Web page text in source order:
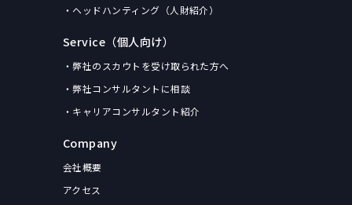
・ヘッドハンティング（人財紹介）
Service（個人向け）
・弊社のスカウトを受け取られた方へ
・弊社コンサルタントに相談
・キャリアコンサルタント紹介
Company
会社概要
アクセス